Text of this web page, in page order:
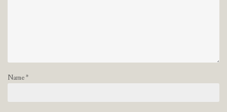
Name*